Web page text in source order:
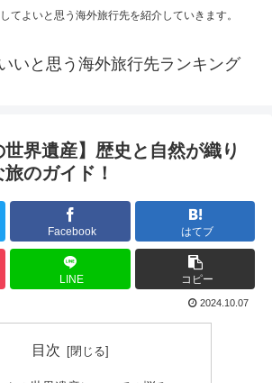
てよいと思う海外旅行先を紹介していきます。
いと思う海外旅行先ランキング
世界遺産】歴史と自然が織り
のガイド！
Facebook はてブ
LINE コピー
2024.10.07
目次